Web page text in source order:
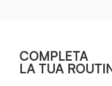
COMPLETA
LA TUA